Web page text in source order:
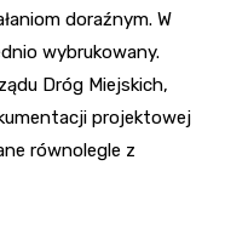
doraźnym. W
wybrukowany.
Dróg Miejskich,
projektowej
równolegle z